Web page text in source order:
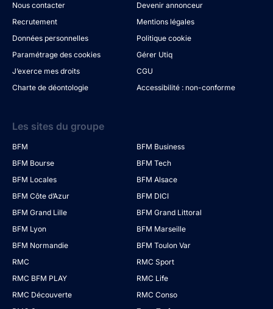
Nous contacter
Devenir annonceur
Recrutement
Mentions légales
Données personnelles
Politique cookie
Paramétrage des cookies
Gérer Utiq
J’exerce mes droits
CGU
Charte de déontologie
Accessibilité : non-conforme
Les sites du groupe
BFM
BFM Business
BFM Bourse
BFM Tech
BFM Locales
BFM Alsace
BFM Côte d’Azur
BFM DICI
BFM Grand Lille
BFM Grand Littoral
BFM Lyon
BFM Marseille
BFM Normandie
BFM Toulon Var
RMC
RMC Sport
RMC BFM PLAY
RMC Life
RMC Découverte
RMC Conso